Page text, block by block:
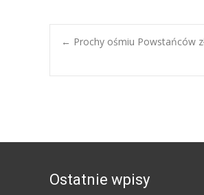
Post
← Prochy ośmiu Powstańców
Ostatnie wpisy